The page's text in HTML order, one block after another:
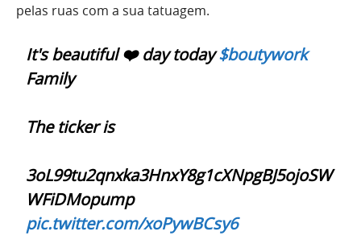
pelas ruas com a sua tatuagem.
It's beautiful ❤️ day today$boutywork
Family
The ticker is
3oL99tu2qnxka3HnxY8g1cXNpgBJ5ojoSW
WFiDMopump
pic.twitter.com/xoPywBCsy6